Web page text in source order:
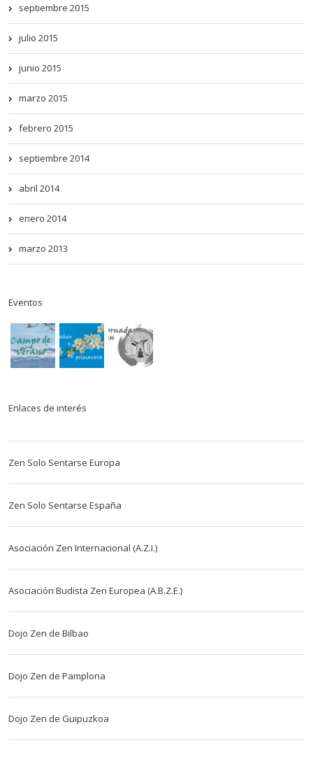
septiembre 2015
julio 2015
junio 2015
marzo 2015
febrero 2015
septiembre 2014
abril 2014
enero 2014
marzo 2013
Eventos
Enlaces de interés
Zen Solo Sentarse Europa
Zen Solo Sentarse España
Asociación Zen Internacional (A.Z.I.)
Asociación Budista Zen Europea (A.B.Z.E.)
Dojo Zen de Bilbao
Dojo Zen de Pamplona
Dojo Zen de Guipuzkoa